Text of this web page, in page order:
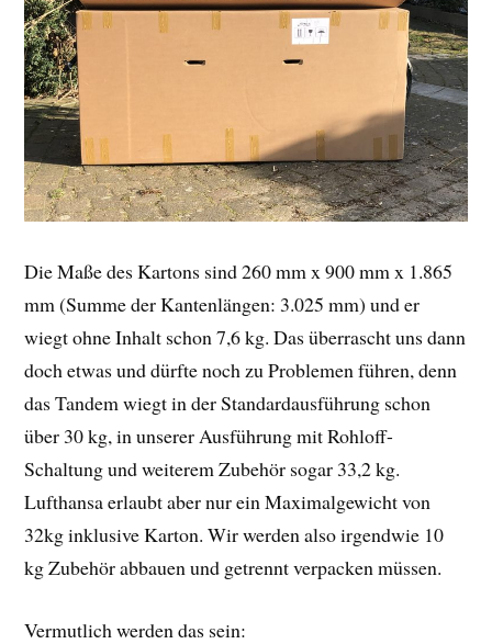
Die Maße des Kartons sind 260 mm x 900 mm x 1.865
mm (Summe der Kantenlängen: 3.025 mm) und er
wiegt ohne Inhalt schon 7,6 kg. Das überrascht uns dann
doch etwas und dürfte noch zu Problemen führen, denn
das Tandem wiegt in der Standardausführung schon
über 30 kg, in unserer Ausführung mit Rohloff-
Schaltung und weiterem Zubehör sogar 33,2 kg.
Lufthansa erlaubt aber nur ein Maximalgewicht von
32kg inklusive Karton. Wir werden also irgendwie 10
kg Zubehör abbauen und getrennt verpacken müssen.
Vermutlich werden das sein: